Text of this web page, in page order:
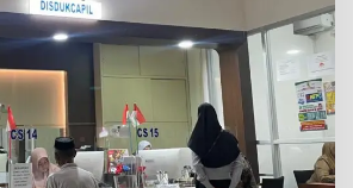
a
n
P
k
a
i
K